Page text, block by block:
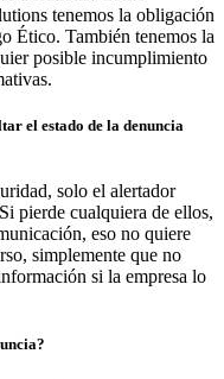
tenemos la obligación
Ético. También tenemos la
posible incumplimiento
el estado de la denuncia
solo el alertador
pierde cualquiera de ellos,
eso no quiere
simplemente que no
si la empresa lo